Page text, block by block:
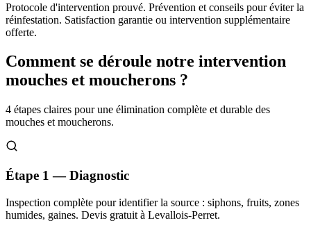
Protocole d'intervention prouvé. Prévention et conseils pour éviter la
réinfestation. Satisfaction garantie ou intervention supplémentaire
offerte.
Comment se déroule notre intervention
mouches et moucherons ?
4 étapes claires pour une élimination complète et durable des
mouches et moucherons.
Étape 1 — Diagnostic
Inspection complète pour identifier la source : siphons, fruits, zones
humides, gaines. Devis gratuit à Levallois-Perret.